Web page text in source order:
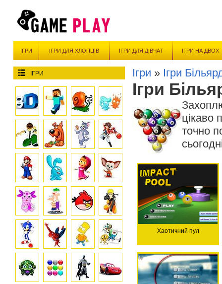
ІГРИ ІГРИ ДЛЯ ХЛОПЦІВ ІГРИ ДЛЯ ДІВЧАТ ІГРИ НА ДВОХ
ІГРИ Ігри » Ігри
Ігри
цікаво
точно
Хаотичний пул